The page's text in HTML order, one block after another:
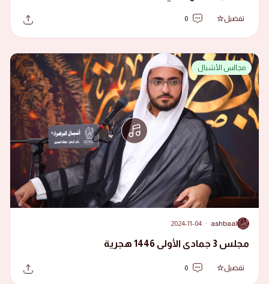
تفضيل 0
مجالس الأشبال
A
ashbaal
·
2024-11-04
مجلس 3 جمادى الأولى 1446 هجرية
تفضيل 0